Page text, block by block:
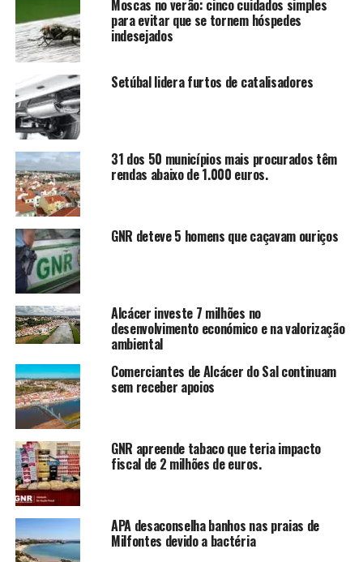
Moscas no verão: cinco cuidados simples
para evitar que se tornem hóspedes
indesejados
Setúbal lidera furtos de catalisadores
31 dos 50 municípios mais procurados têm
rendas abaixo de 1.000 euros.
GNR deteve 5 homens que caçavam ouriços
Alcácer investe 7 milhões no
desenvolvimento económico e na valorização
ambiental
Comerciantes de Alcácer do Sal continuam
sem receber apoios
GNR apreende tabaco que teria impacto
fiscal de 2 milhões de euros.
APA desaconselha banhos nas praias de
Milfontes devido a bactéria